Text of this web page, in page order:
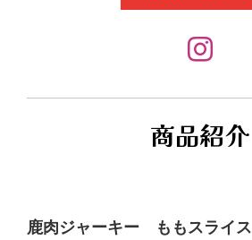
商品紹介
鹿肉ジャーキー ももスライス